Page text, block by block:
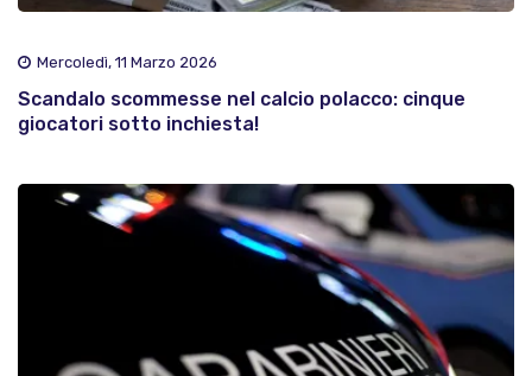
Mercoledì, 11 Marzo 2026
Scandalo scommesse nel calcio polacco: cinque
giocatori sotto inchiesta!